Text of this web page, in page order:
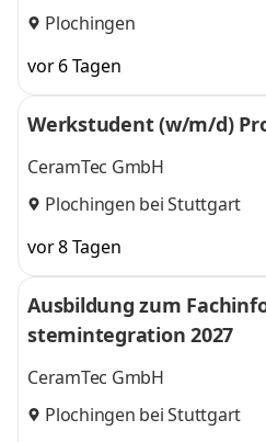
Plochingen
vor 6 Tagen
Werkstudent (w/m/d)
CeramTec GmbH
Plochingen bei Stuttgart
vor 8 Tagen
Ausbildung zum
stemintegration 2027
CeramTec GmbH
Plochingen bei Stuttgart